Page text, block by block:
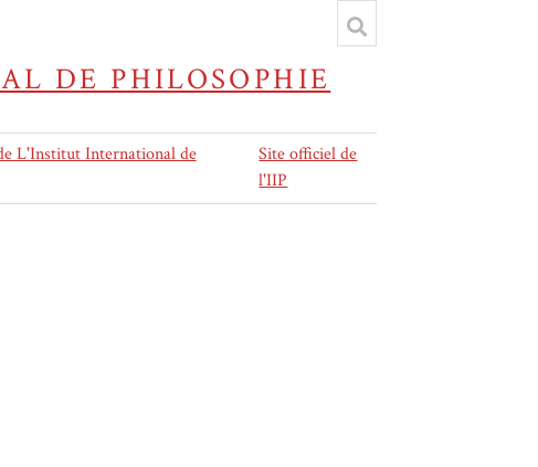
DE PHILOSOPHIE
L'Institut International de
Site officiel de
l'IIP